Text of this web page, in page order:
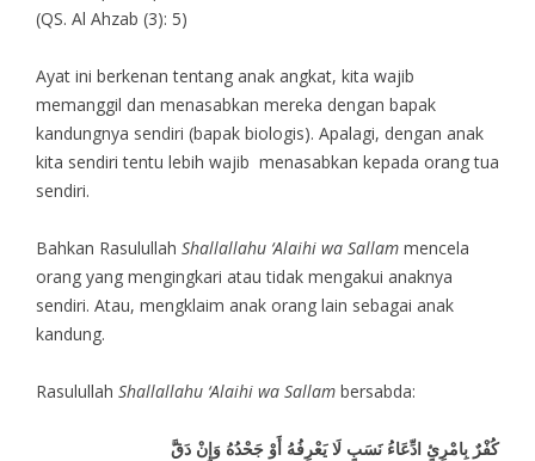
(QS. Al Ahzab (3): 5)
Ayat ini berkenan tentang anak angkat, kita wajib
memanggil dan menasabkan mereka dengan bapak
kandungnya sendiri (bapak biologis). Apalagi, dengan anak
kita sendiri tentu lebih wajib menasabkan kepada orang tua
sendiri.
Bahkan Rasulullah Shallallahu ‘Alaihi wa Sallam mencela
orang yang mengingkari atau tidak mengakui anaknya
sendiri. Atau, mengklaim anak orang lain sebagai anak
kandung.
Rasulullah Shallallahu ‘Alaihi wa Sallambersabda:
كُفْرٌ بِامْرِئٍ ادِّعَاءُ نَسَبٍ لَا يَعْرِفُهُ أَوْ جَحْدُهُ وَإِنْ دَقَّ